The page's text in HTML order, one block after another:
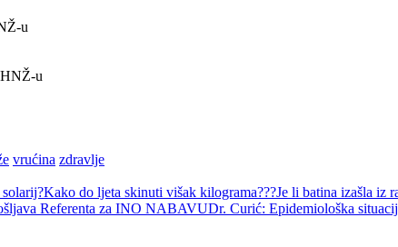
u
vrućina zdravlje
Kako do ljeta skinuti višak kilograma???Je li batina izašla iz
Referenta za INO NABAVUDr. Curić: Epidemiološka